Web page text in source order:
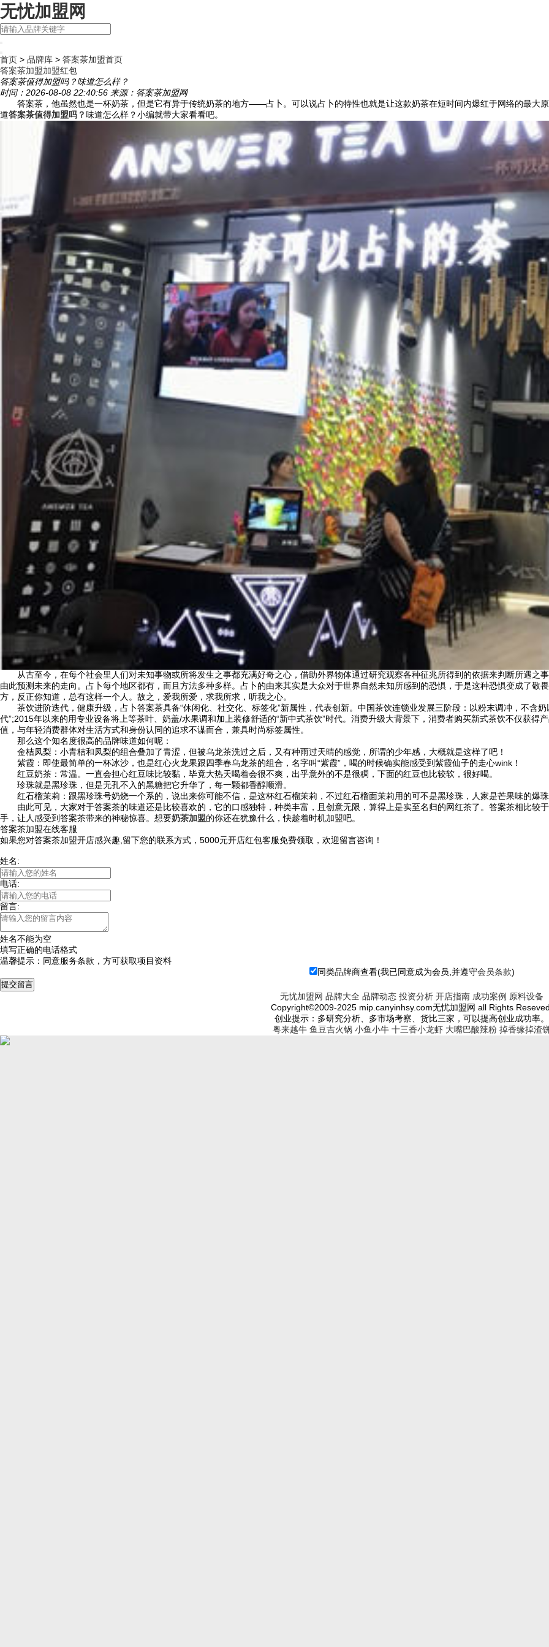
无忧加盟网
首页 > 品牌库 > 答案茶加盟首页
答案茶加盟加盟红包
答案茶值得加盟吗？味道怎么样？
时间：2026-08-08 22:40:56 来源：答案茶加盟网
答案茶，他虽然也是一杯奶茶，但是它有异于传统奶茶的地方——占卜。可以说占卜的特性也就是让这款奶茶在短时间内爆红于网络的最大
道答案茶值得加盟吗？味道怎么样？小编就带大家看看吧。
从古至今，在每个社会里人们对未知事物或所将发生之事都充满好奇之心，借助外界物体通过研究观察各种征兆所得到的依据来判断所遇之
由此预测未来的走向。占卜每个地区都有，而且方法多种多样。占卜的由来其实是大众对于世界自然未知所感到的恐惧，于是这种恐惧变成了
方，反正你知道，总有这样一个人。故之，爱我所爱，求我所求，听我之心。
茶饮进阶迭代，健康升级，占卜答案茶具备“休闲化、社交化、标签化”新属性，代表创新。中国茶饮连锁业发展三阶段：以粉末调冲，不含奶
代”;2015年以来的用专业设备将上等茶叶、奶盖/水果调和加上装修舒适的“新中式茶饮”时代。消费升级大背景下，消费者购买新式茶饮不仅获
值，与年轻消费群体对生活方式和身份认同的追求不谋而合，兼具时尚标签属性。
那么这个知名度很高的品牌味道如何呢：
金桔凤梨：小青桔和凤梨的组合叠加了青涩，但被乌龙茶洗过之后，又有种雨过天晴的感觉，所谓的少年感，大概就是这样了吧！
紫霞：即使最简单的一杯冰沙，也是红心火龙果跟四季春乌龙茶的组合，名字叫“紫霞”，喝的时候确实能感受到紫霞仙子的走心wink！
红豆奶茶：常温。一直会担心红豆味比较黏，毕竟大热天喝着会很不爽，出乎意外的不是很稠，下面的红豆也比较软，很好喝。
珍珠就是黑珍珠，但是无孔不入的黑糖把它升华了，每一颗都香醇顺滑。
红石榴茉莉：跟黑珍珠号奶烧一个系的，说出来你可能不信，是这杯红石榴茉莉，不过红石榴面茉莉用的可不是黑珍珠，人家是芒果味的爆
由此可见，大家对于答案茶的味道还是比较喜欢的，它的口感独特，种类丰富，且创意无限，算得上是实至名归的网红茶了。答案茶相比较
手，让人感受到答案茶带来的神秘惊喜。想要奶茶加盟的你还在犹豫什么，快趁着时机加盟吧。
答案茶加盟在线客服
如果您对答案茶加盟开店感兴趣,留下您的联系方式，5000元开店红包客服免费领取，欢迎留言咨询！
姓名:
电话:
留言:
姓名不能为空
填写正确的电话格式
温馨提示：同意服务条款，方可获取项目资料
同类品牌商查看(我已同意成为会员,并遵守会员条款)
提交留言
无忧加盟网 品牌大全 品牌动态 投资分析 开店指南 成功案例 原料设备
Copyright©2009-2025 mip.canyinhsy.com无忧加盟网 all Rights
创业提示：多研究分析、多市场考察、货比三家，可以提高创业成功率。
粤来越牛 鱼豆吉火锅 小鱼小牛 十三香小龙虾 大嘴巴酸辣粉 掉香缘掉渣